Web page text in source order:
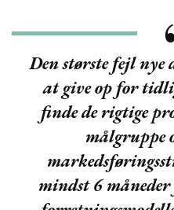
Den største fejl nye
at give op for
finde de rigtige
målgruppe
mindst 6